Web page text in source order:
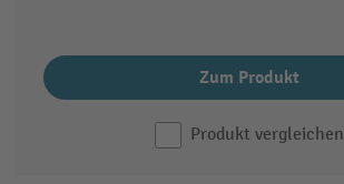
Zum Produkt
Produkt vergleichen